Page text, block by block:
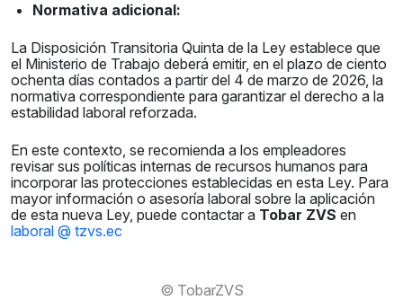
Normativa adicional:
La Disposición Transitoria Quinta de la Ley establece que
el Ministerio de Trabajo deberá emitir, en el plazo de ciento
ochenta días contados a partir del 4 de marzo de 2026, la
normativa correspondiente para garantizar el derecho a la
estabilidad laboral reforzada.
En este contexto, se recomienda a los empleadores
revisar sus políticas internas de recursos humanos para
incorporar las protecciones establecidas en esta Ley. Para
mayor información o asesoría laboral sobre la aplicación
de esta nueva Ley, puede contactar a Tobar ZVS en
laboral @ tzvs.ec
© TobarZVS